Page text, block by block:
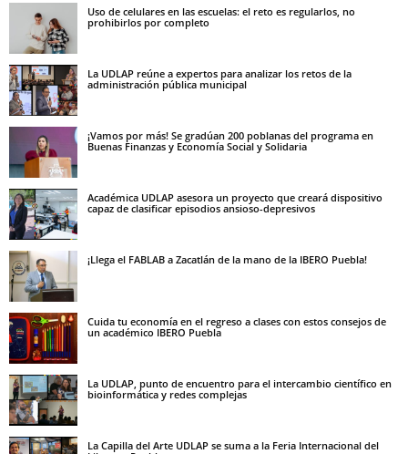
Uso de celulares en las escuelas: el reto es regularlos, no
prohibirlos por completo
La UDLAP reúne a expertos para analizar los retos de la
administración pública municipal
¡Vamos por más! Se gradúan 200 poblanas del programa en
Buenas Finanzas y Economía Social y Solidaria
Académica UDLAP asesora un proyecto que creará dispositivo
capaz de clasificar episodios ansioso-depresivos
¡Llega el FABLAB a Zacatlán de la mano de la IBERO Puebla!
Cuida tu economía en el regreso a clases con estos consejos de
un académico IBERO Puebla
La UDLAP, punto de encuentro para el intercambio científico en
bioinformática y redes complejas
La Capilla del Arte UDLAP se suma a la Feria Internacional del